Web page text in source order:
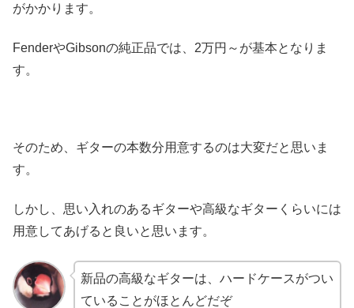
がかかります。
FenderやGibsonの純正品では、2万円～が基本となりま
す。
そのため、ギターの本数分用意するのは大変だと思いま
す。
しかし、思い入れのあるギターや高級なギターくらいには
用意してあげると良いと思います。
新品の高級なギターは、ハードケースがつい
ていることがほとんどだぞ